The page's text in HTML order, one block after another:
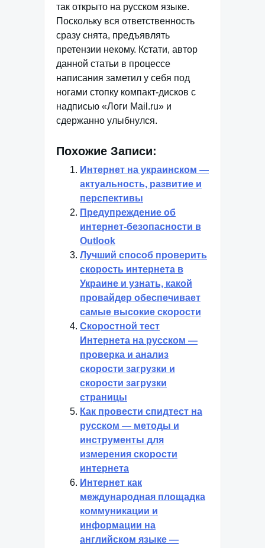
так открыто на русском языке.
Поскольку вся ответственность
сразу снята, предъявлять
претензии некому. Кстати, автор
данной статьи в процессе
написания заметил у себя под
ногами стопку компакт-дисков с
надписью «Логи Mail.ru» и
сдержанно улыбнулся.
Похожие Записи:
Интернет на украинском —
актуальность, развитие и
перспективы
Предупреждение об
интернет-безопасности в
Outlook
Лучший способ проверить
скорость интернета в
Украине и узнать, какой
провайдер обеспечивает
самые высокие скорости
Скоростной тест
Интернета на русском —
проверка и анализ
скорости загрузки и
скорости загрузки
страницы
Как провести спидтест на
русском — методы и
инструменты для
измерения скорости
интернета
Интернет как
международная площадка
коммуникации и
информации на
английском языке —